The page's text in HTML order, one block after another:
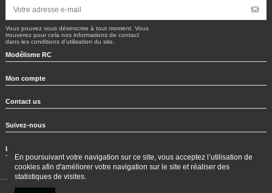
Vous pouvez vous désinscrire à tout moment. Vous
trouverez pour cela nos informations de contact
dans les conditions d'utilisation du site.
Modélisme RC
Mon compte
Contact us
Suivez-nous
Lettre d'information
En poursuivant votre navigation sur ce site, vous acceptez l’utilisation de
cookies afin d'améliorer votre navigation sur le site et réaliser des
statistiques de visites.